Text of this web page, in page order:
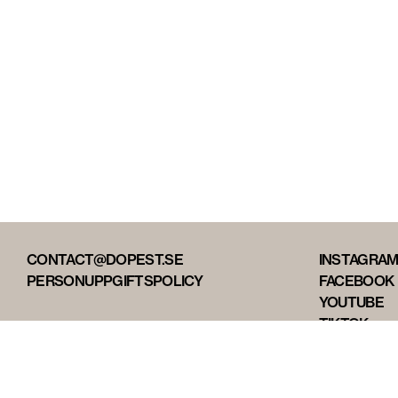
CONTACT@DOPEST.SE
PERSONUPPGIFTSPOLICY
INSTAGRAM
FACEBOOK
YOUTUBE
TIKTOK